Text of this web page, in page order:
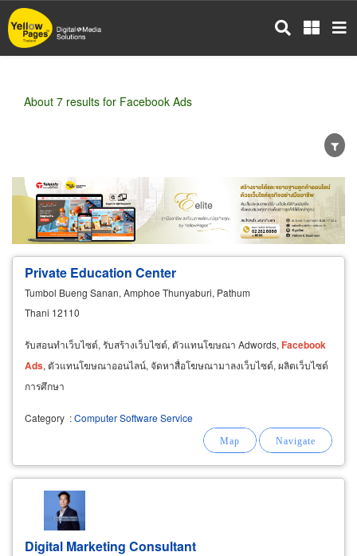
Skip
to
main
About 7 results for Facebook Ads
Wholesale Retail Manufacturer
Dealer
Exporter/Importer
Service Business
Private Education Center
Tumbol Bueng Sanan, Amphoe Thunyaburi, Pathum
Thani 12110
รับสอนทำเว็บไซต์, รับสร้างเว็บไซต์, ตัวแทนโฆษณา Adwords, Facebook
Ads, ตัวแทนโฆษณาออนไลน์, จัดหาสื่อโฆษณามาลงเว็บไซต์, ผลิตเว็บไซต์
การศึกษา
Category :Computer Software Service
Digital Marketing Consultant